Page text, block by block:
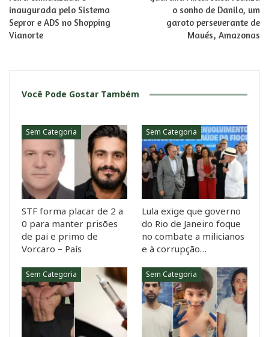
inaugurada pelo Sistema
Sepror e ADS no Shopping
Vianorte
o sonho de Danilo, um
garoto perseverante de
Maués, Amazonas
Você Pode Gostar Também
Sem Categoria
STF forma placar de 2 a
0 para manter prisões
de pai e primo de
Vorcaro – País
Sem Categoria
Lula exige que governo
do Rio de Janeiro foque
no combate a milicianos
e à corrupção…
Sem Categoria Sem Categoria